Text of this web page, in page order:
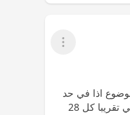
عرض القائمة
في موضوع اذا في حد
يعطيني نصائح تطبيقية ؟ سواء ادعية او دواء او اي شي دورتي تقريبا كل 28